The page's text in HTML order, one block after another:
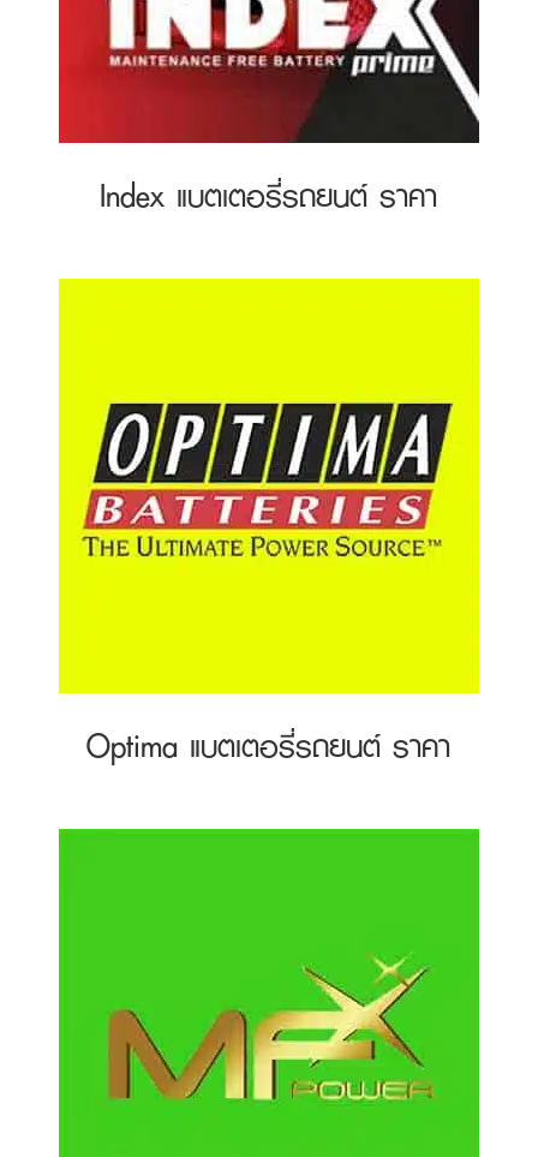
Index แบตเตอรี่รถยนต์ ราคา
Optima แบตเตอรี่รถยนต์ ราคา